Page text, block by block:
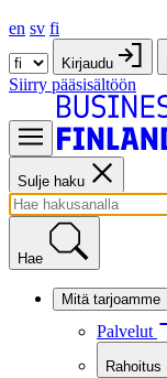
en sv fi
Kirjaudu
Siirry pääsisältöön
Sulje haku
Hae
Mitä tarjoamme
Palvelut
Rahoitus